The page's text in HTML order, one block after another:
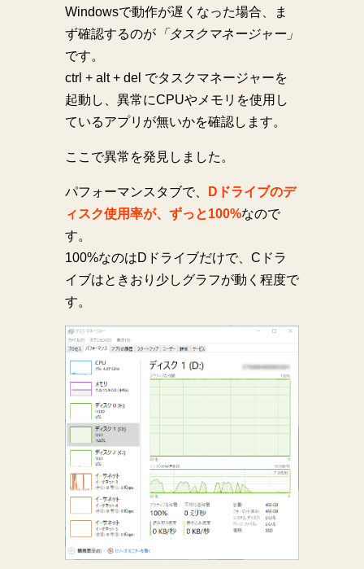
Windowsで動作が遅くなった場合、ま
ず確認するのが「タスクマネージャー」
です。
ctrl + alt + del でタスクマネージャーを
起動し、異常にCPUやメモリを使用し
ているアプリが無いかを確認します。
ここで異常を発見しました。
パフォーマンスタブで、
Dドライブのデ
ィスク使用率が、ずっと100%なので
す。
100%なのはDドライブだけで、Cドラ
イブはときおり少しグラフが動く程度で
す。